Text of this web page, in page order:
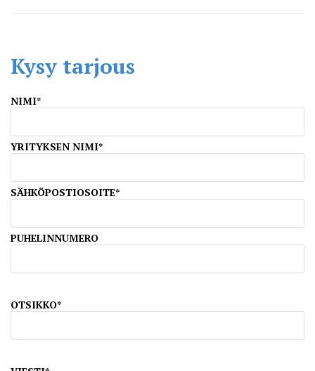
Kysy tarjous
NIMI*
YRITYKSEN NIMI*
SÄHKÖPOSTIOSOITE*
PUHELINNUMERO
OTSIKKO*